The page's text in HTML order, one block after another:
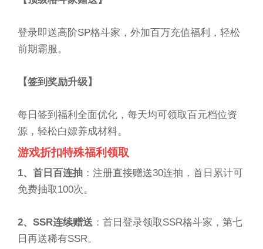
登录即送高阶SP格斗家，外加百万充值福利，轻松
前期霸服。
【签到奖励升级】
每日签到福利全面优化，每天均可领取百元档位资
源，轻松白嫖养成材料。
游戏折扣特殊福利领取
1、首日百连抽 ：注册直接赠送30连抽，首日累计可
免费抽取100次。
2、SSR连续赠送 ：首日登录领取SSR格斗家，第七
日再送稀有SSR。